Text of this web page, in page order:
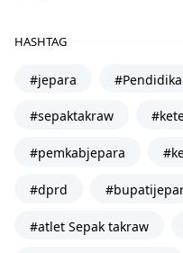
HASHTAG
#jepara
#sepaktakraw
#pemkabjepara
#dprd
#atlet Sepak takraw